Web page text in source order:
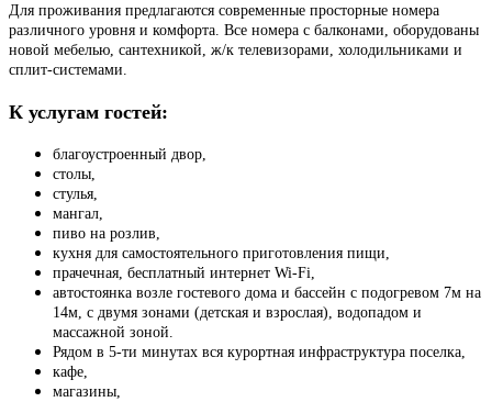
Для проживания предлагаются современные просторные номера
различного уровня и комфорта. Все номера с балконами, оборудованы
новой мебелью, сантехникой, ж/к телевизорами, холодильниками и
сплит-системами.
К услугам гостей:
благоустроенный двор,
столы,
стулья,
мангал,
пиво на розлив,
кухня для самостоятельного приготовления пищи,
прачечная, бесплатный интернет Wi-Fi,
автостоянка возле гостевого дома и бассейн с подогревом 7м на
14м, с двумя зонами (детская и взрослая), водопадом и
массажной зоной.
Рядом в 5-ти минутах вся курортная инфраструктура поселка,
кафе,
магазины,